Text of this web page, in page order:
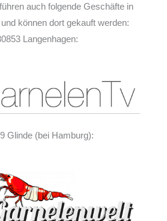
auch folgende Geschäfte in
können dort gekauft werden:
Langenhagen:
Glinde (bei Hamburg):